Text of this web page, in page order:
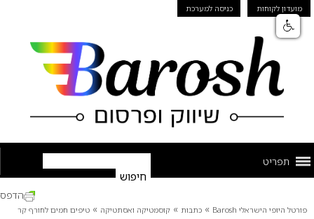
מועדון לקוחות כניסה למערכת
תפריט
פורטל היופי הישראלי Barosh » כתבות » קוסמטיקה ואסתטיקה » טיפים חמים לחורף קר
הדפס